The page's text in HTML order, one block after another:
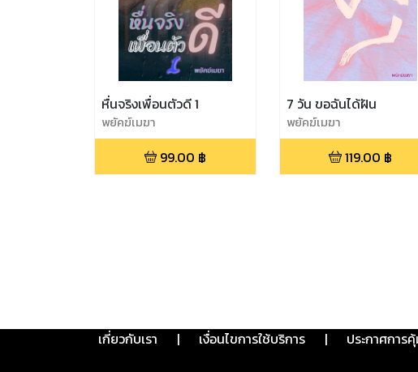
หื่นจริงเพื่อนตัวดี 1
พยัคฆ์เมฆา
99.00 ฿
7 วัน ขอฉันได้ฝัน
พยัคฆ์เมฆา
119.00 ฿
เกี่ยวกับเรา | เงื่อนไขการใช้บริการ | ประกาศการ